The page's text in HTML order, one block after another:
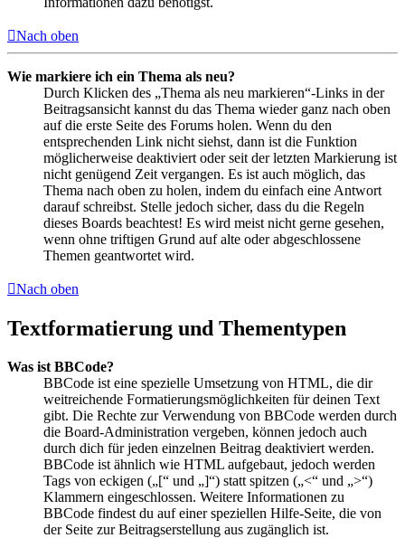
Nach oben
Wie markiere ich ein Thema als neu?
Durch Klicken des „Thema als neu markieren“-Links in der
Beitragsansicht kannst du das Thema wieder ganz nach oben
auf die erste Seite des Forums holen. Wenn du den
entsprechenden Link nicht siehst, dann ist die Funktion
möglicherweise deaktiviert oder seit der letzten Markierung ist
nicht genügend Zeit vergangen. Es ist auch möglich, das
Thema nach oben zu holen, indem du einfach eine Antwort
darauf schreibst. Stelle jedoch sicher, dass du die Regeln
dieses Boards beachtest! Es wird meist nicht gerne gesehen,
wenn ohne triftigen Grund auf alte oder abgeschlossene
Themen geantwortet wird.
Nach oben
Textformatierung und Thementypen
Was ist BBCode?
BBCode ist eine spezielle Umsetzung von HTML, die dir
weitreichende Formatierungsmöglichkeiten für deinen Text
gibt. Die Rechte zur Verwendung von BBCode werden durch
die Board-Administration vergeben, können jedoch auch
durch dich für jeden einzelnen Beitrag deaktiviert werden.
BBCode ist ähnlich wie HTML aufgebaut, jedoch werden
Tags von eckigen („[“ und „]“) statt spitzen („<“ und „>“)
Klammern eingeschlossen. Weitere Informationen zu
BBCode findest du auf einer speziellen Hilfe-Seite, die von
der Seite zur Beitragserstellung aus zugänglich ist.